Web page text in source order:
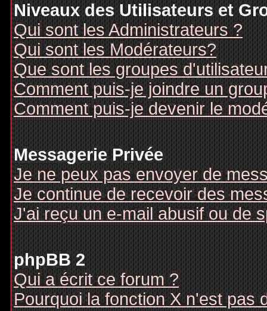
Niveaux des Utilisateurs et
Qui sont les Administrateurs ?
Qui sont les Modérateurs?
Que sont les groupes
Comment puis-je joindre un
Comment puis-je devenir le
Messagerie Privée
Je ne peux pas envoyer de
Je continue de recevoir des
J'ai reçu un e-mail abusif ou de
phpBB 2
Qui a écrit ce forum ?
Pourquoi la fonction X n'est pas